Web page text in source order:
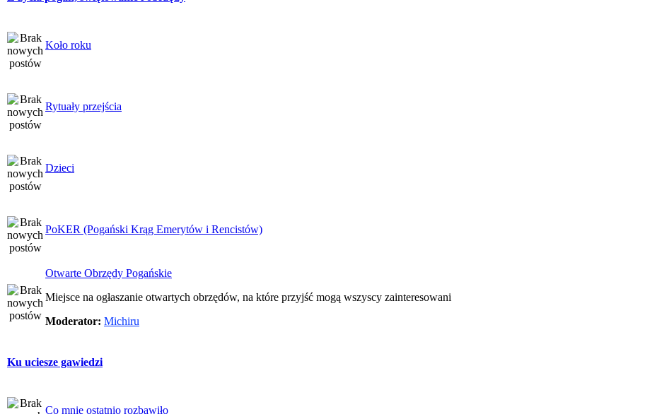
Koło roku
Rytuały przejścia
Dzieci
PoKER (Pogański Krąg Emerytów i Rencistów)
Otwarte Obrzędy Pogańskie
Miejsce na ogłaszanie otwartych obrzędów, na które przyjść mogą wszyscy zainteresowani
Moderator: Michiru
Ku uciesze gawiedzi
Co mnie ostatnio rozbawiło